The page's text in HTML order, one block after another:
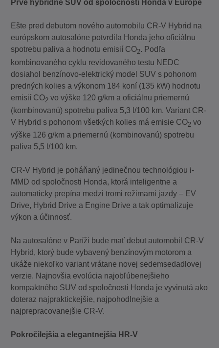
Prvé hybridné SUV od spoločnosti Honda v Európe
Ešte pred debutom nového automobilu CR-V Hybrid na
európskom autosalóne potvrdila Honda jeho oficiálnu
spotrebu paliva a hodnotu emisií CO2. Podľa
kombinovaného cyklu revidovaného testu NEDC
dosiahol benzínovo-elektrický model SUV s pohonom
predných kolies a výkonom 184 koní (135 kW) hodnotu
emisií CO2 vo výške 120 g/km a oficiálnu priemernú
(kombinovanú) spotrebu paliva 5,3 l/100 km. Variant CR-
V Hybrid s pohonom všetkých kolies má emisie CO2 vo
výške 126 g/km a priemernú (kombinovanú) spotrebu
paliva 5,5 l/100 km.
CR-V Hybrid je poháňaný jedinečnou technológiou i-
MMD od spoločnosti Honda, ktorá inteligentne a
automaticky prepína medzi tromi režimami jazdy – EV
Drive, Hybrid Drive a Engine Drive a tak optimalizuje
výkon a účinnosť.
Na autosalóne v Paríži bude mať debut automobil CR-V
Hybrid, ktorý bude vybavený benzínovým motorom a
ukáže niekoľko variant vrátane novej sedemsedadlovej
verzie. Najnovšia evolúcia najobľúbenejšieho
kompaktného SUV od spoločnosti Honda je vyvinutá ako
doteraz najpraktickejšie, najpohodlnejšie a
najprepracovanejšie CR-V.
Pokročilejšia a elegantnejšia HR-V